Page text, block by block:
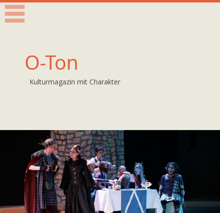
O-Ton
Kulturmagazin mit Charakter